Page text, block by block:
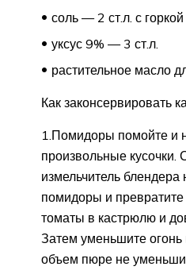
соль — 2 ст.л. с горкой
уксус 9% — 3 ст.л.
растительное масло
Как законсервировать
1.Помидоры помойте и
произвольные кусочки.
измельчитель
помидоры и
томаты в кастрюлю и
Затем уменьшите огонь
объем пюре не